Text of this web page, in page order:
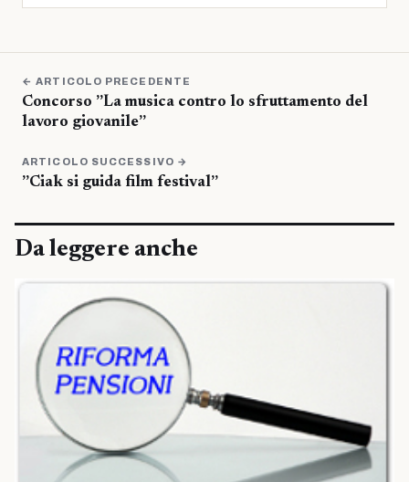
← ARTICOLO PRECEDENTE
Concorso ”La musica contro lo sfruttamento del
lavoro giovanile”
ARTICOLO SUCCESSIVO →
”Ciak si guida film festival”
Da leggere anche